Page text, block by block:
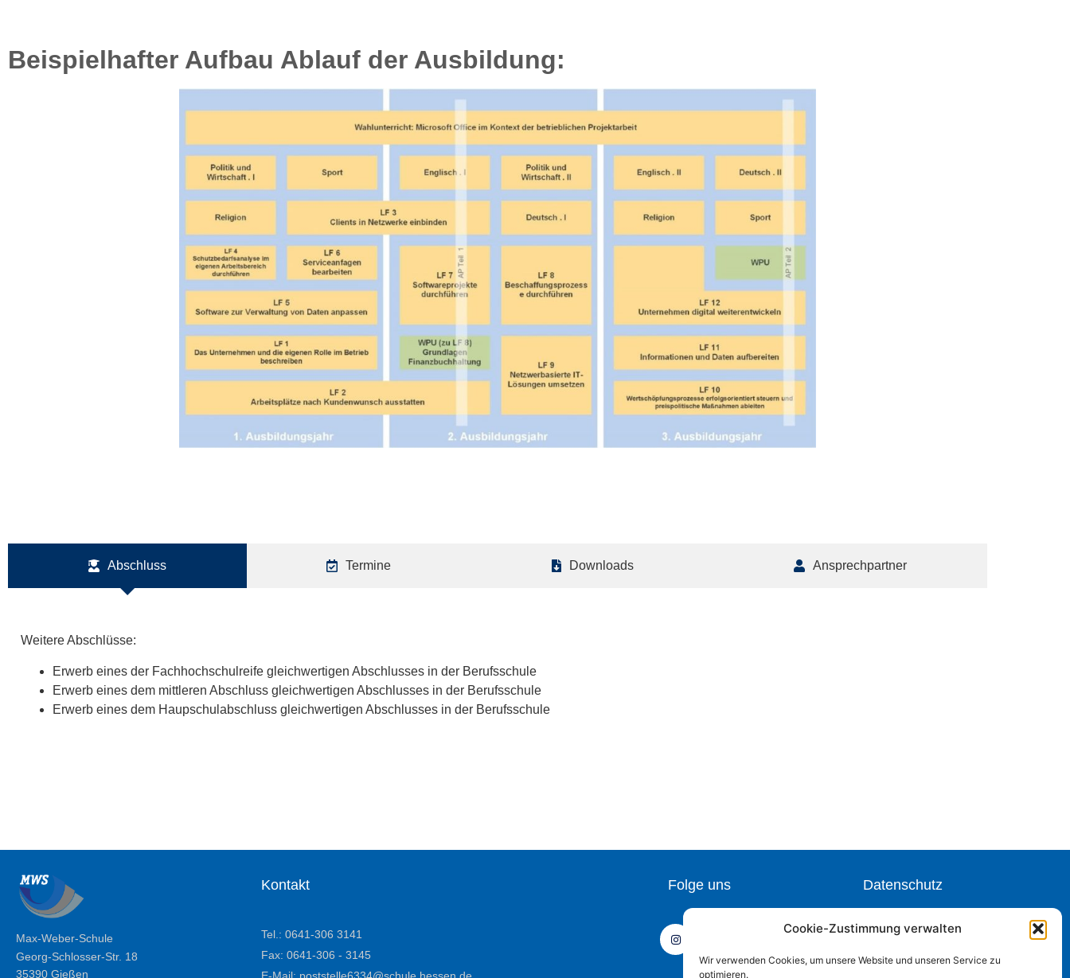
Cookie-Zustimmung verwalten
Wir verwenden Cookies, um unsere Website und unseren Service zu
optimieren.
Beispielhafter Aufbau Ablauf der Ausbildung:
Abschluss Termine Downloads Ansprechpartner
Weitere Abschlüsse:
Erwerb eines der Fachhochschulreife gleichwertigen Abschlusses in der Berufsschule
Erwerb eines dem mittleren Abschluss gleichwertigen Abschlusses in der Berufsschule
Erwerb eines dem Haupschulabschluss gleichwertigen Abschlusses in der Berufsschule
Max-Weber-Schule
Georg-Schlosser-Str. 18
35390 Gießen
Kontakt
Tel.: 0641-306 3141
Fax: 0641-306 - 3145
Folge uns
Datenschutz